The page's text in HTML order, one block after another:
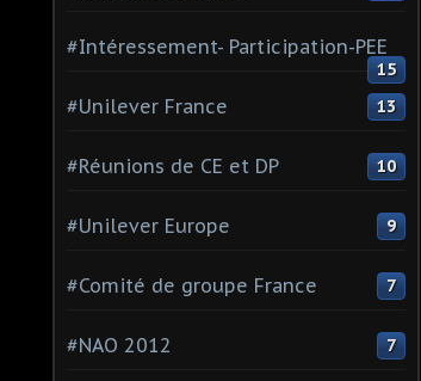
#Intéressement- Participation-PEE
15
#Unilever France 13
#Réunions de CE et DP 10
#Unilever Europe 9
#Comité de groupe France 7
#NAO 2012 7